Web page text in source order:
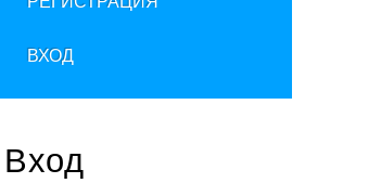
ВХОД
Вход